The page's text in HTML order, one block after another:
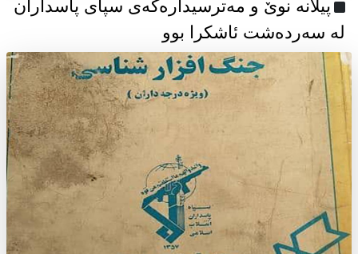
پیلانە نوێ و مەترسیدارەکەی سپای پاسداران
لە سەردەشت ئاشکرا بوو